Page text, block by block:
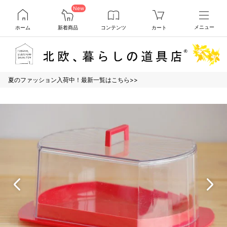
ホーム
New
新着商品 コンテンツ カート メニュー
夏のファッション入荷中！最新一覧はこちら>>